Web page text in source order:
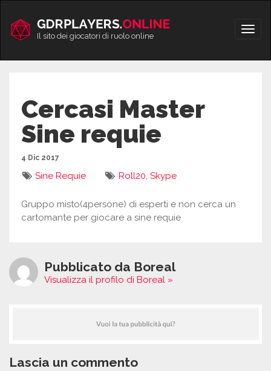
contenuto
Apri/
Il sito dei giocatori di ruolo online
Cercasi Master
Sine requie
4 Dic 2017
Sine Requie Roll20, Skype
Gruppo misto(4persone) di esperti e non cerca un
cartomante per giocare a sine requie
Pubblicato da Boreal
Visualizza il profilo di Boreal »
Lascia un commento